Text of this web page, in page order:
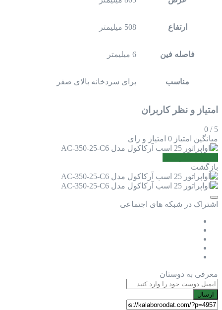
ارتفاع 508 میلیمتر
فاصله فین 6 میلیمتر
مناسب برای سردخانه بالای صفر
امتیاز و نظر کاربران
5
/
0
میانگین امتیاز 0 امتیاز و رای
بازگشت
اشتراک در شبکه های اجتماعی
معرفی به دوستان
ارسال